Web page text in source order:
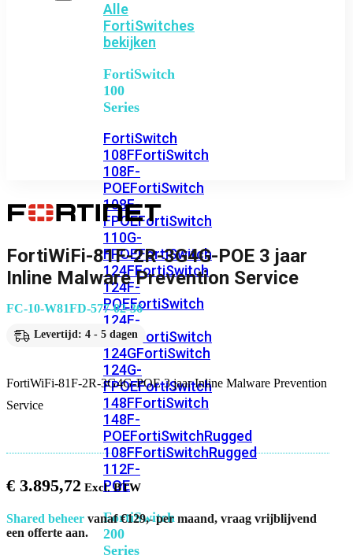
Alle
FortiSwitches
bekijken
FortiSwitch
100
Series
FortiSwitch
108FFortiSwitch
108F-
POEFortiSwitch
108F-
FPOEFortiSwitch
110G-
FPOEFortiSwitch
124FFortiSwitch
124F-
POEFortiSwitch
124F-
FPOE FortiSwitch
124GFortiSwitch
124G-
FPOEFortiSwitch
148FFortiSwitch
148F-
POEFortiSwitchRugged
108FFortiSwitchRugged
112F-
POE
FortiSwitch
200
Series
FortiWiFi-81F-2R-3G4G-POE 3 jaar
Inline Malware Prevention Service
FC-10-W81FD-577-02-36
Levertijd: 4 - 5 dagen
FortiWiFi-81F-2R-3G4G-POE 3 jaar Inline Malware Prevention
Service
€ 3.895,72
Shared beheer vanaf €129,- per maand, vraag vrijblijvend
een offerte aan.